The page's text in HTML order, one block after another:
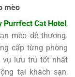
mèo
Purrfect Cat Hotel,
mèo dễ thương.
cấp từng phòng
vụ lưu trú tốt nhất
tại khách sạn,